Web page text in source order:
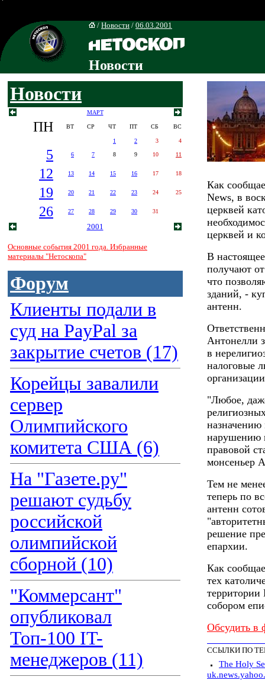
/ Новости / 06.03.2001
Новости
Новости
МАРТ
ПН ВТ СР ЧТ ПТ СБ ВС
1 2 3 4
5 6 7 8 9 10 11
12 13 14 15 16 17 18
19 20 21 22 23 24 25
26 27 28 29 30 31
2001
Основные события 2001 года. Избранные
материалы "Нетоскопа"
Форум
Клиенты подали в
суд на PayPal за
закрытие счетов (17)
Корейцы завалили
сервер
Олимпийского
комитета США (6)
На "Газете.ру"
решают судьбу
российской
олимпийской
сборной (10)
"Коммерсант"
опубликовал
Топ-100 IT-
менеджеров (11)
Как
News, в
церквей
церквей и
В
получают
что
зданий, -
антенн.
Антонелли
в
налоговые
"Любое,
назначению
нарушению
правовой
монсеньер
Тем не
теперь по
антенн
решение
епархии.
Как
тех
собором
Обсудить в
ССЫЛКИ ПО
The Holy